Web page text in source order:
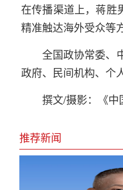
在传播渠道上，蒋胜
精准触达海外受众等
全国政协常委、
政府、民间机构、个
撰文/摄影：《中
推荐新闻